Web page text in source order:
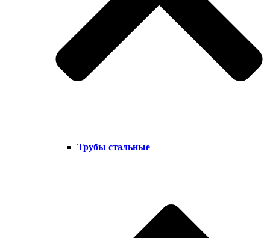
Трубы стальные